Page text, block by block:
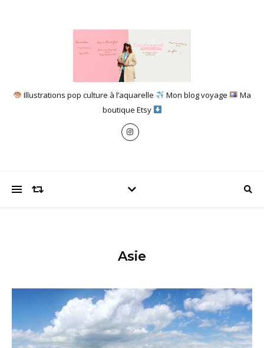
Illustrations pop culture à l’aquarelle Mon blog voyage
Ma
boutique Etsy
Asie